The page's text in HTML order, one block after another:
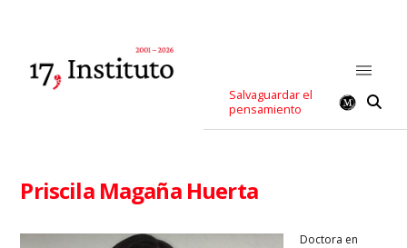
Salvaguardar el
pensamiento
Priscila Magaña Huerta
Doctora en